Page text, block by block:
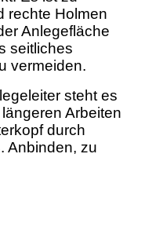
rechte Holmen
Anlegefläche
seitliches
vermeiden.
steht es
Arbeiten
durch
Anbinden, zu